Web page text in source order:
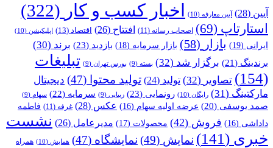
آیین (28) آیین معارفه (10) اخبار کسب و کار (322)
استارتاپ (69) اصحاب رسانه (11) افتتاح (26) اقتصاد (13) اپلیکیشن (10)
ایرانی (19) بازار (58) بازار سرمایه (18) بازدید (23) برند (30)
برندینگ (21) برگزار شد (32) بسته (9) بورس تهران (9)
تبلیغات
(154)
تصاویر (32) تولید (24) تولید محتوا (47)
دیجیتال
مارکتینگ (31) رایگان (10) رونمایی (23) زیبایی (9) سرمایه (22) سهام (9)
صمد یوسفی (20) عرضه اولیه سهام (16) عکس (28) غرفه (11)
فاطمه
داداشی (16) فروش (42) محصولات (17) مدیرعامل (26)
نشست
خبری (141) نمایش (49) نمایشگاه (47) همایش (10) همراه